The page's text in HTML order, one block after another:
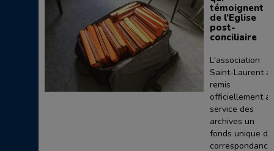
témoignent
de l’Eglise
post-
conciliaire
L'association
Saint-Laurent a
remis
officiellement
service des
archives un
fonds unique de